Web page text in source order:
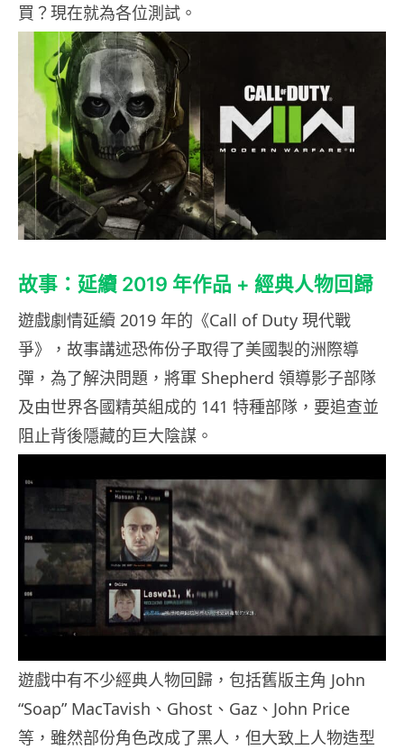
買？現在就為各位測試。
故事：延續 2019 年作品 + 經典人物回歸
遊戲劇情延續 2019 年的《Call of Duty 現代戰
爭》，故事講述恐佈份子取得了美國製的洲際導
彈，為了解決問題，將軍 Shepherd 領導影子部隊
及由世界各國精英組成的 141 特種部隊，要追查並
阻止背後隱藏的巨大陰謀。
遊戲中有不少經典人物回歸，包括舊版主角 John
“Soap” MacTavish、Ghost、Gaz、John Price
等，雖然部份角色改成了黑人，但大致上人物造型